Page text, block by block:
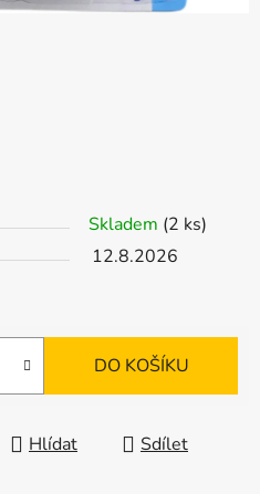
Skladem (2 ks)
12.8.2026
DO KOŠÍKU
Hlídat Sdílet